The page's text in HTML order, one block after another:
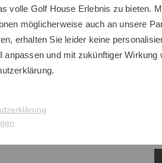
volle Golf House Erlebnis zu bieten.
möglicherweise auch an unsere
erhalten Sie leider keine
anpassen und mit zukünftiger
.